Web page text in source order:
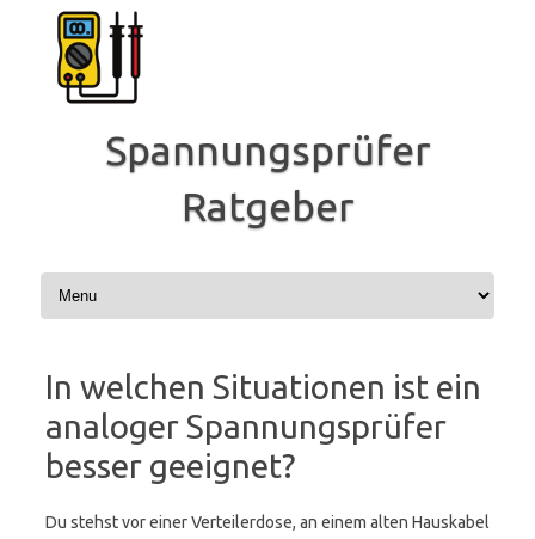
Inhalt
springen
Spannungsprüfer
Ratgeber
In welchen Situationen ist ein
analoger Spannungsprüfer
besser geeignet?
Du stehst vor einer Verteilerdose, an einem alten Hauskabel